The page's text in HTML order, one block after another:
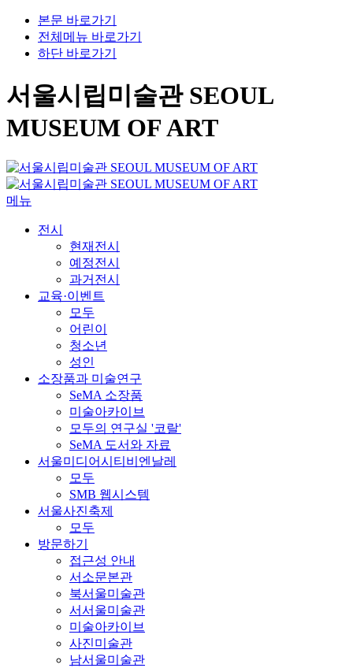
본문 바로가기
전체메뉴 바로가기
하단 바로가기
서울시립미술관 SEOUL
MUSEUM OF ART
메뉴
전시
현재전시
예정전시
과거전시
교육·이벤트
모두
어린이
청소년
성인
소장품과 미술연구
SeMA 소장품
미술아카이브
모두의 연구실 '코랄'
SeMA 도서와 자료
서울미디어시티비엔날레
모두
SMB 웹시스템
서울사진축제
모두
방문하기
접근성 안내
서소문본관
북서울미술관
서서울미술관
미술아카이브
사진미술관
남서울미술관